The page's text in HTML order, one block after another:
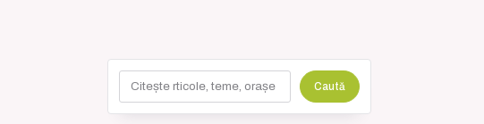
Caută